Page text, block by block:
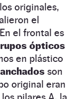
originales,
el
En el frontal es
ópticos
en plástico
son
original eran